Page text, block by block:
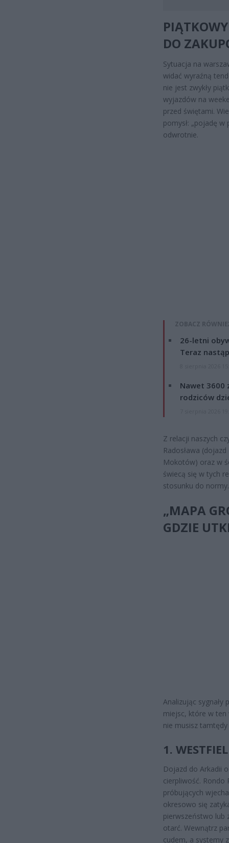
DO
Sytuacja na
widać wyraźną
nie jest zwykły
wyjazdów na
przed świętami.
pomysł: „pojadę w
odwrotnie.
ZOBACZ
26-letni
Teraz
Nawet 3600
rodziców
Z relacji naszych
Radosława
Mokotów) oraz w
świecą się w tych
stosunku do normy.
„MAPA
GDZIE
Analizując sygnały
miejsc, które w ten
nie musisz
1.
Dojazd do Arkadii
cierpliwość. Rondo
próbujących
okresowo się
pierwszeństwo lub
otarć. Wewnątrz
cudem, a systemy